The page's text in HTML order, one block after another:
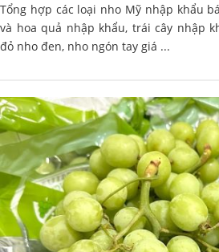
Tổng hợp các loại nho Mỹ nhập khẩu
và hoa quả nhập khẩu, trái cây nhập
đỏ nho đen, nho ngón tay giá ...